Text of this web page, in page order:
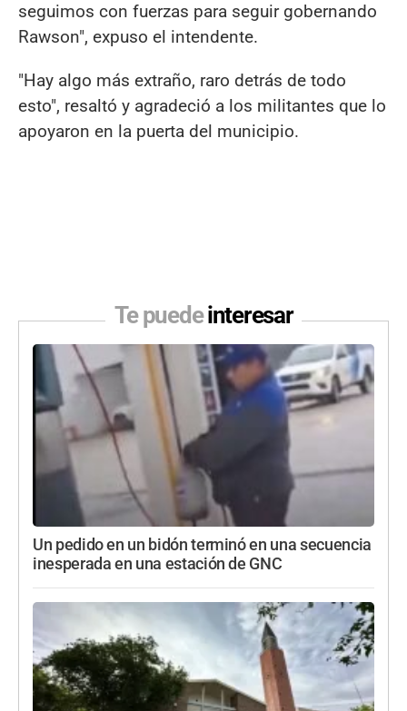
seguimos con fuerzas para seguir gobernando
Rawson", expuso el intendente.
"Hay algo más extraño, raro detrás de todo
esto", resaltó y agradeció a los militantes que lo
apoyaron en la puerta del municipio.
Te puedeinteresar
Un pedido en un bidón terminó en una secuencia
inesperada en una estación de GNC